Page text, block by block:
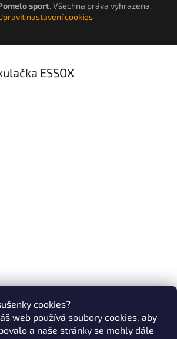
cookies?
web používá soubory cookies, aby
a naše stránky se mohly dále
sport. Všechna práva vyhrazena.
nastavení cookies
ESSOX